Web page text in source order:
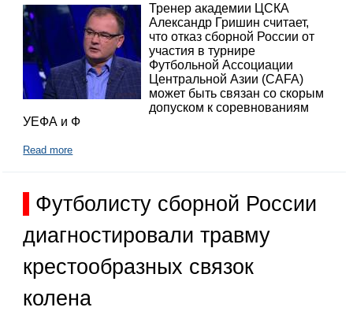
Тренер академии ЦСКА
Александр Гришин считает,
что отказ сборной России от
участия в турнире
Футбольной Ассоциации
Центральной Азии (CAFA)
может быть связан со скорым
допуском к соревнованиям
УЕФА и Ф
Read more
Футболисту сборной России
диагностировали травму
крестообразных связок
колена